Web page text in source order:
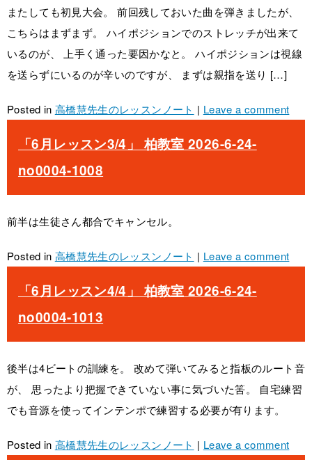
またしても初見大会。 前回残しておいた曲を弾きましたが、
こちらはまずまず。 ハイポジションでのストレッチが出来て
いるのが、 上手く通った要因かなと。 ハイポジションは視線
を送らずにいるのが辛いのですが、 まずは親指を送り […]
Posted in 高橋慧先生のレッスンノート | Leave a comment
「6月レッスン3/4」 柏教室 2026-6-24-
no0004-1008
前半は生徒さん都合でキャンセル。
Posted in 高橋慧先生のレッスンノート | Leave a comment
「6月レッスン4/4」 柏教室 2026-6-24-
no0004-1013
後半は4ビートの訓練を。 改めて弾いてみると指板のルート音
が、 思ったより把握できていない事に気づいた筈。 自宅練習
でも音源を使ってインテンポで練習する必要が有ります。
Posted in 高橋慧先生のレッスンノート | Leave a comment